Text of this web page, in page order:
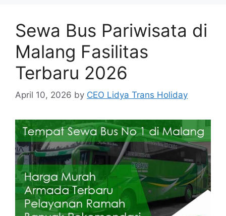
Sewa Bus Pariwisata di
Malang Fasilitas
Terbaru 2026
April 10, 2026 by CEO Lidya Trans Holiday